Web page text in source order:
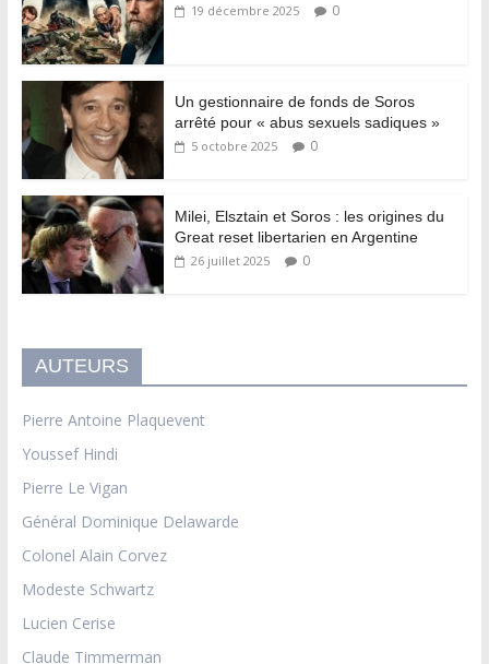
19 décembre 2025 0
Un gestionnaire de fonds de Soros
arrêté pour « abus sexuels sadiques »
5 octobre 2025 0
Milei, Elsztain et Soros : les origines du
Great reset libertarien en Argentine
26 juillet 2025 0
AUTEURS
Pierre Antoine Plaquevent
Youssef Hindi
Pierre Le Vigan
Général Dominique Delawarde
Colonel Alain Corvez
Modeste Schwartz
Lucien Cerise
Claude Timmerman